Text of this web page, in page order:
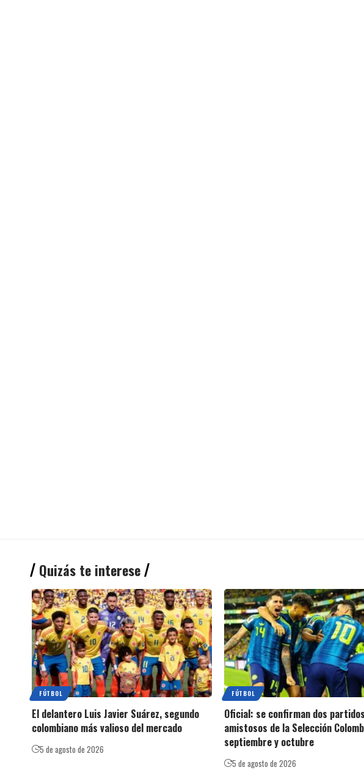
Quizás te interese
FÚTBOL
El delantero Luis Javier Suárez, segundo
colombiano más valioso del mercado
5 de agosto de 2026
FÚTBOL
Oficial: se confirman dos partidos
amistosos de la Selección
septiembre y octubre
5 de agosto de 2026